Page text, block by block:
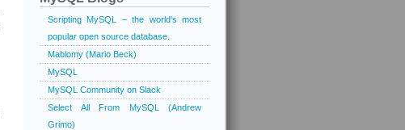
Scripting MySQL – the world's most
popular open source database.
Mablomy (Mario Beck)
MySQL
MySQL Community on Slack
Select All From MySQL (Andrew
Grimo)